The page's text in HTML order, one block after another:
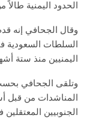
الحدود اليمنية
وقال الجحافي إنه
السلطات السعودية
اليمنيين منذ ستة
وتلقى الجحافي
المناشدات من قبل
الجنوبيين